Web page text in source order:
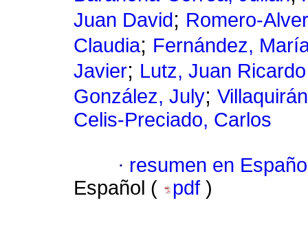
Juan David ; Romero-
Claudia; Fernández,
Javier; Lutz, Juan Ricardo
González, July;
Celis-Preciado, Carlos
· resumen en
Español (
pdf )